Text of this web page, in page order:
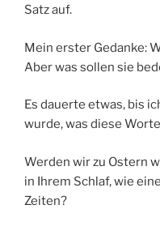
Satz auf.
Mein erster Gedanke:
Aber was sollen sie
Es dauerte etwas, bis
wurde, was diese
Werden wir zu Ostern
in Ihrem Schlaf, wie
Zeiten?